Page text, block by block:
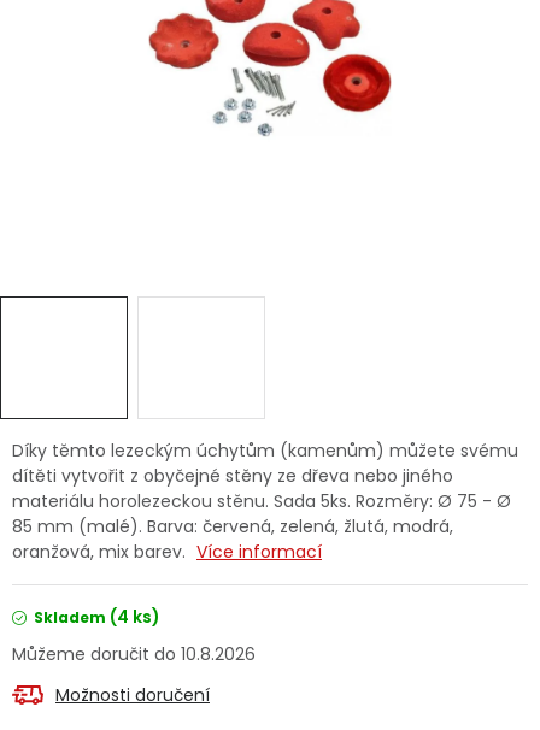
Dětská hřiště
Značky
Jaký je aktuální stav mé objednávky?
Velkoobchodní spolupráce (B2B)
Servis nářadí Hodnocení obchodu
Díky těmto lezeckým úchytům (kamenům) můžete svému
dítěti vytvořit z obyčejné stěny ze dřeva nebo jiného
materiálu horolezeckou stěnu. Sada 5ks. Rozměry: Ø 75 - Ø
85 mm (malé). Barva: červená, zelená, žlutá, modrá,
oranžová, mix barev. Více informací
Skladem (4 ks)
10.8.2026
Možnosti doručení